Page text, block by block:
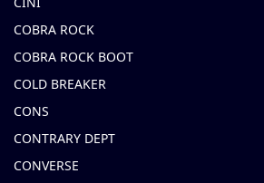
COBRA ROCK
COBRA ROCK BOOT
COLD BREAKER
CONS
CONTRARY DEPT
CONVERSE